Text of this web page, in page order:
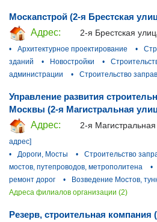
Москапстрой (2-я Брестская
Адрес:
2-я Брестская
•
Архитектурное проектирование •
зданий
• Новостройки •
администрации
• Строительство
Управление развития
Москвы (2-я Магистральная
Адрес:
2-я
адрес]
•
Дороги, Мосты • Строительство
мостов, путепроводов, метрополитена
•
ремонт дорог
•
Возведение Мостов,
Адреса филиалов организации (2)
Резерв, строительная компания